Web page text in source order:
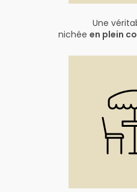
Une
nichée en plein